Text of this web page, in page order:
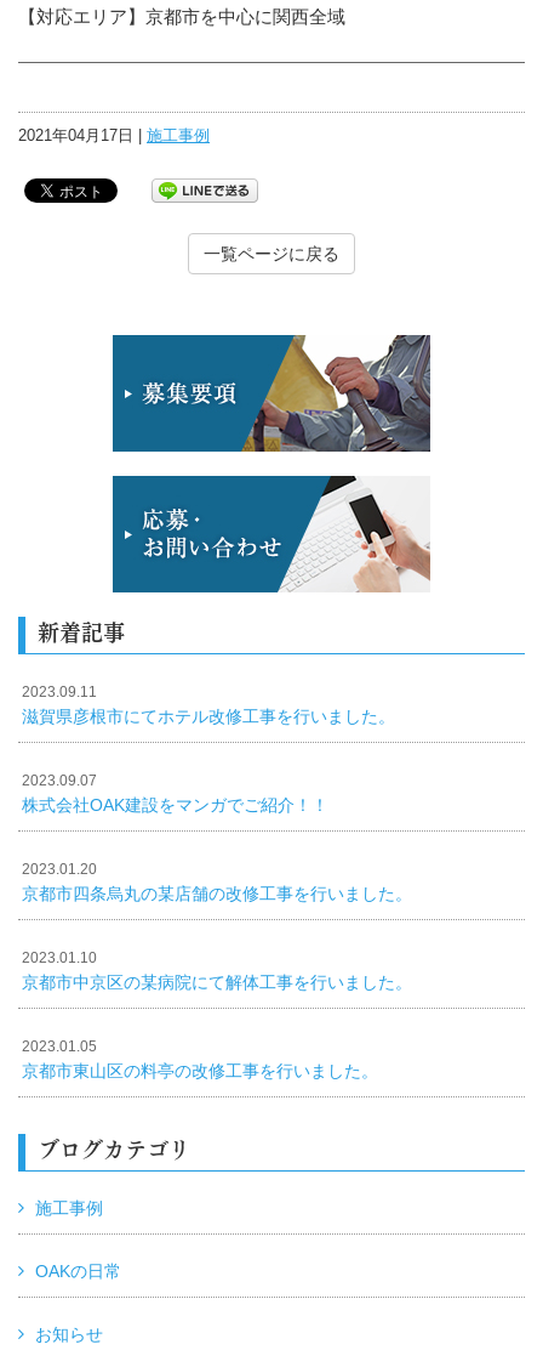
【対応エリア】京都市を中心に関西全域
2021年04月17日 | 施工事例
一覧ページに戻る
新着記事
2023.09.11
滋賀県彦根市にてホテル改修工事を行いました。
2023.09.07
株式会社OAK建設をマンガでご紹介！！
2023.01.20
京都市四条烏丸の某店舗の改修工事を行いました。
2023.01.10
京都市中京区の某病院にて解体工事を行いました。
2023.01.05
京都市東山区の料亭の改修工事を行いました。
ブログカテゴリ
施工事例
OAKの日常
お知らせ